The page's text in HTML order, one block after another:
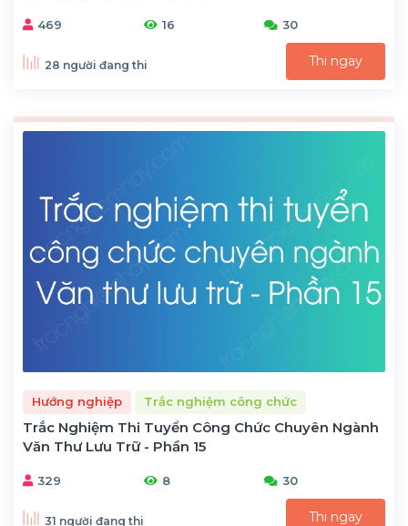
469 16 30
28 người đang thi Thi ngay
Hướng nghiệp Trắc nghiệm công chức
Trắc Nghiệm Thi Tuyển Công Chức Chuyên Ngành
Văn Thư Lưu Trữ - Phần 15
329 8 30
31 người đang thi Thi ngay